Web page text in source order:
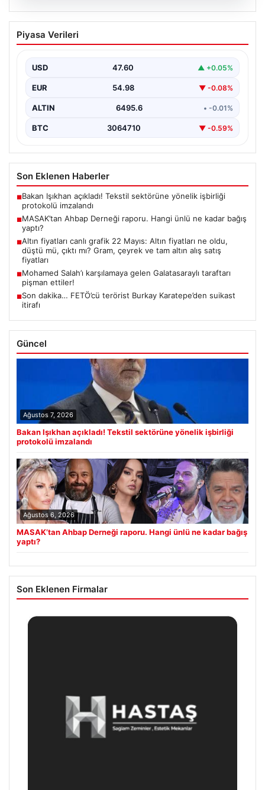
06.08.2026
MASAK’tan Ahbap Derneği raporu.
Hangi ünlü ne kadar bağış yaptı?
Bağışlar ve Ünlü İsimlerin Katkıları", "content": "İstanbul
Cumhuriyet…
Piyasa Verileri
USD 47.60 ▲ +0.05%
EUR 54.98 ▼ -0.08%
ALTIN 6495.6 • -0.01%
BTC 3064710 ▼ -0.59%
Son Eklenen Haberler
■Bakan Işıkhan açıkladı! Tekstil sektörüne yönelik işbirliği
protokolü imzalandı
■MASAK’tan Ahbap Derneği raporu. Hangi ünlü ne kadar bağış
yaptı?
■Altın fiyatları canlı grafik 22 Mayıs: Altın fiyatları ne oldu,
düştü mü, çıktı mı? Gram, çeyrek ve tam altın alış satış
fiyatları
■Mohamed Salah’ı karşılamaya gelen Galatasaraylı taraftarı
pişman ettiler!
■Son dakika… FETÖ’cü terörist Burkay Karatepe’den suikast
itirafı
Güncel
Ağustos 7, 2026
Bakan Işıkhan açıkladı! Tekstil sektörüne yönelik işbirliği
protokolü imzalandı
Ağustos 6, 2026
MASAK’tan Ahbap Derneği raporu. Hangi ünlü ne kadar bağış
yaptı?
Son Eklenen Firmalar